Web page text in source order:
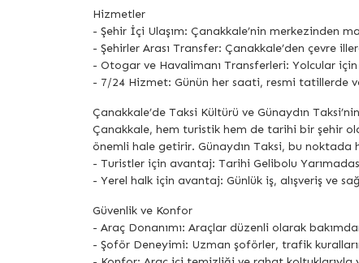
Hizmetler
- Şehir İçi Ulaşım: Çanakkale’nin merkezinden
- Şehirler Arası Transfer: Çanakkale’den çevre
- Otogar ve Havalimanı Transferleri: Yolcular
- 7/24 Hizmet: Günün her saati, resmi tatillerde
Çanakkale’de Taksi Kültürü ve Günaydın
Çanakkale, hem turistik hem de tarihi bir şehir
önemli hale getirir. Günaydın Taksi, bu noktada
- Turistler için avantaj: Tarihi Gelibolu
- Yerel halk için avantaj: Günlük iş, alışveriş ve
Güvenlik ve Konfor
- Araç Donanımı: Araçlar düzenli olarak
- Şoför Deneyimi: Uzman şoförler, trafik